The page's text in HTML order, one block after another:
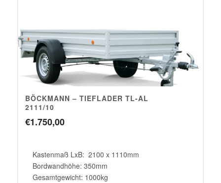
BÖCKMANN – TIEFLADER TL-AL
2111/10
€1.750,00
Kastenmaß LxB: 2100 x 1110mm
Bordwandhöhe: 350mm
Gesamtgewicht: 1000kg